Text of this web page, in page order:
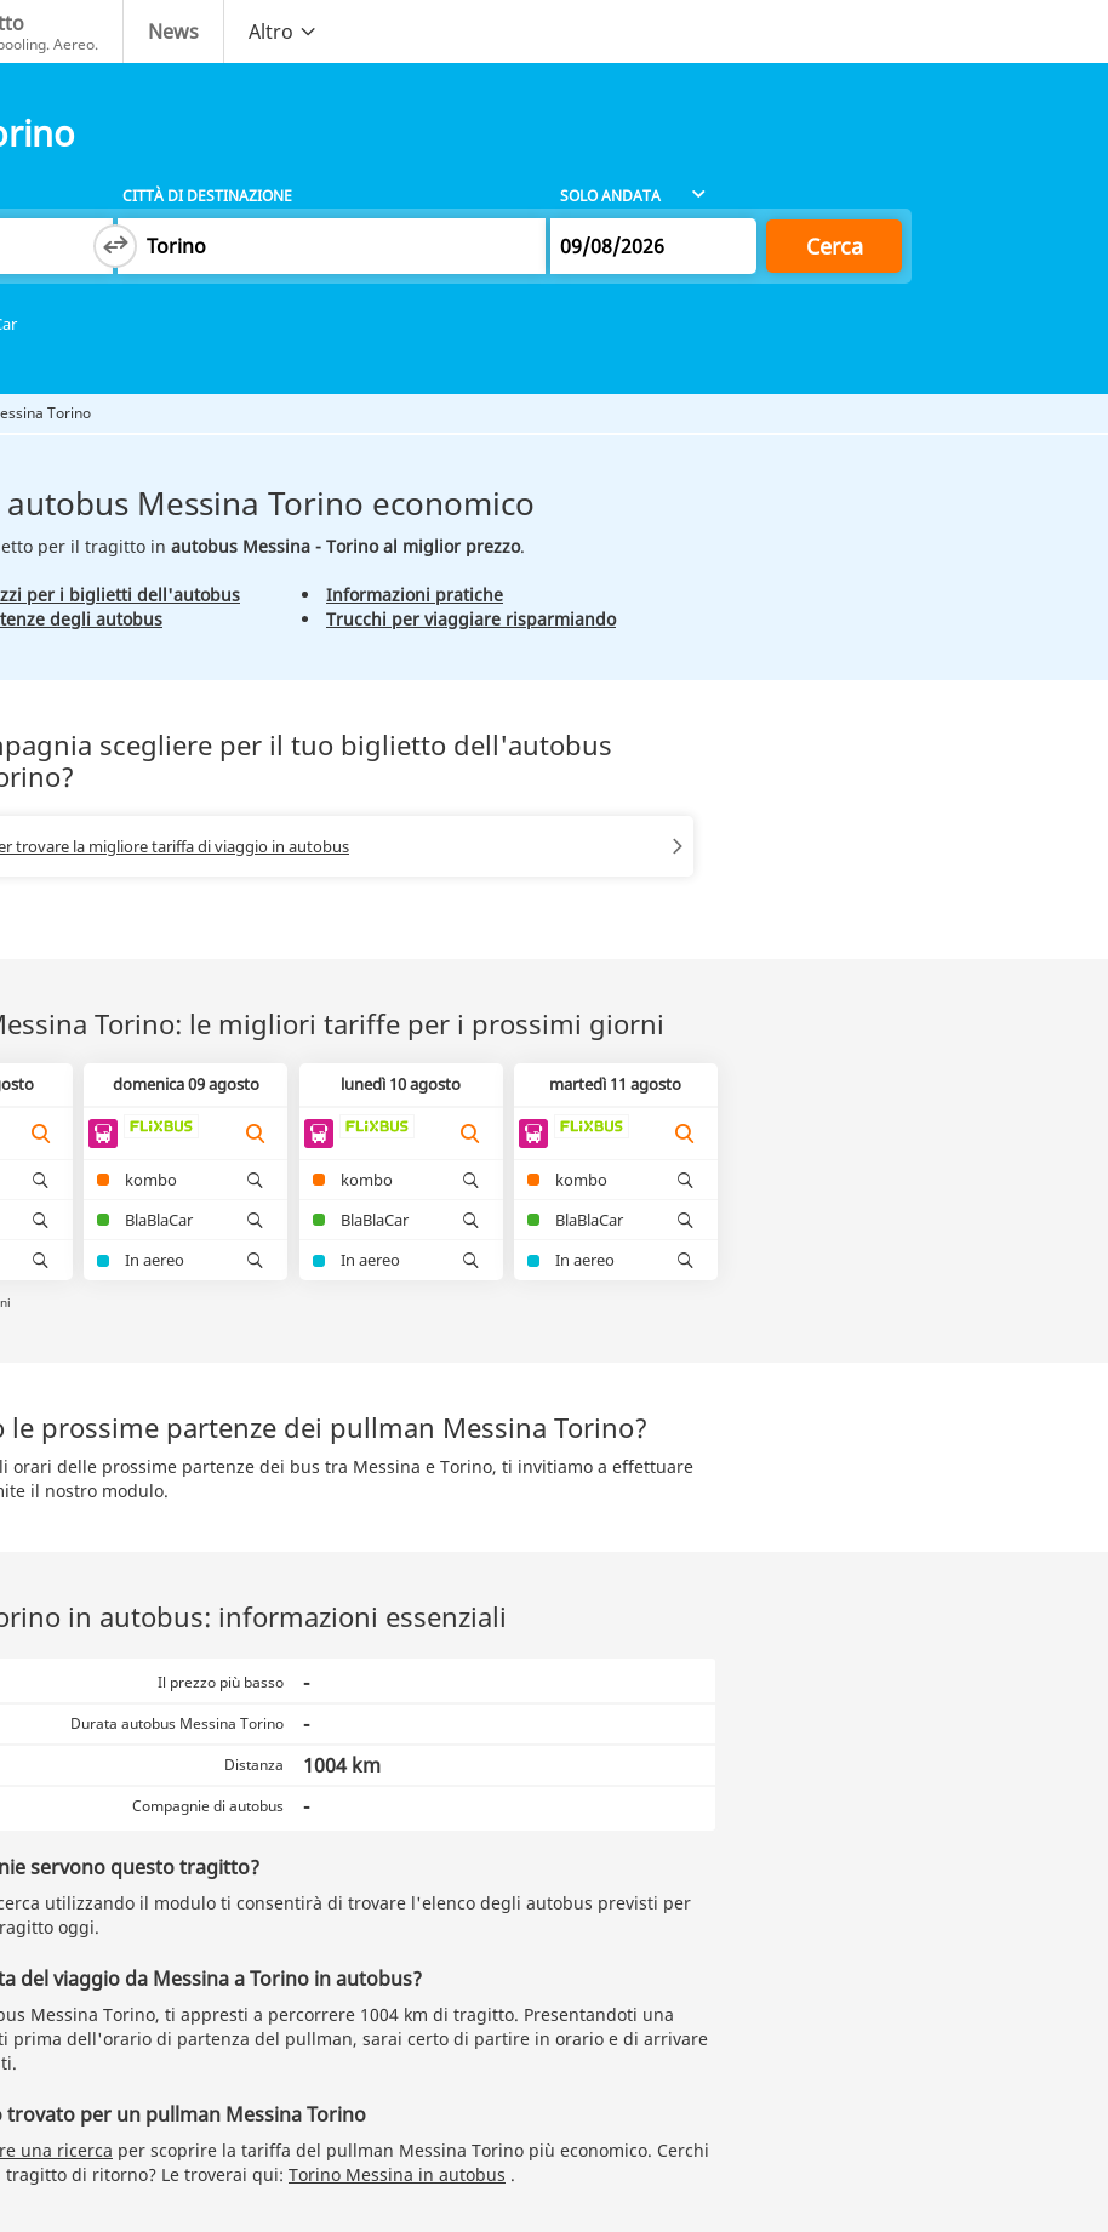
Aereo. News Altro
CITTÀ DI DESTINAZIONE
Cerca
Torino
Messina Torino economico
per il tragitto in autobus Messina - Torino al miglior prezzo.
per i biglietti dell'autobus
degli autobus
Informazioni pratiche
Trucchi per viaggiare risparmiando
scegliere per il tuo biglietto dell'autobus
trovare la migliore tariffa di viaggio in autobus
Torino: le migliori tariffe per i prossimi giorni
domenica 09 agosto
kombo
BlaBlaCar
In aereo
lunedì 10 agosto
kombo
BlaBlaCar
In aereo
martedì 11 agosto
kombo
BlaBlaCar
In aereo
le prossime partenze dei pullman Messina Torino?
orari delle prossime partenze dei bus tra Messina e Torino, ti invitiamo a effettuare
il nostro modulo.
in autobus: informazioni essenziali
Il prezzo più basso -
Durata autobus Messina Torino -
Distanza 1004 km
Compagnie di autobus -
servono questo tragitto?
utilizzando il modulo ti consentirà di trovare l'elenco degli autobus previsti per
oggi.
del viaggio da Messina a Torino in autobus?
Messina Torino, ti appresti a percorrere 1004 km di tragitto. Presentandoti una
prima dell'orario di partenza del pullman, sarai certo di partire in orario e di arrivare
per un pullman Messina Torino
una ricerca per scoprire la tariffa del pullman Messina Torino più economico. Cerchi
di ritorno? Le troverai qui: Torino Messina in autobus .